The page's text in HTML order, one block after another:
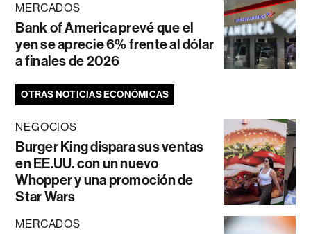
MERCADOS
Bank of America prevé que el
yen se aprecie 6% frente al dólar
a finales de 2026
OTRAS NOTICIAS ECONÓMICAS
NEGOCIOS
Burger King dispara sus ventas
en EE.UU. con un nuevo
Whopper y una promoción de
Star Wars
MERCADOS